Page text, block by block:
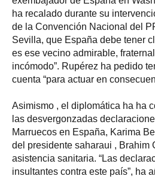
ha recalado durante su
de la Convención Nacional del
Sevilla, que España debe tener
es ese vecino admirable,
incómodo”. Rupérez ha pedido
cuenta “para actuar en
Asimismo , el diplomática ha ha
las desvergonzadas
Marruecos en España, Karima
del presidente saharaui , Brahim
asistencia sanitaria. “Las
insultantes contra este país”, ha